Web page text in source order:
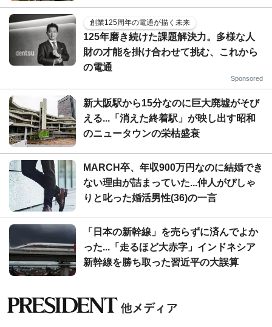
創業125周年の電通が描く未来
125年磨き続けた課題解決力。多様な人
財の才能を掛け合わせて挑む、これから
の電通
Sponsored
新大阪駅から15分なのに巨大廃墟がそび
える...「消えた終着駅」が映し出す昭和
のニュータウンの栄枯盛衰
MARCH卒、年収900万円なのに結婚でき
ない理由が詰まっていた...仲人がぴしゃ
りと叱った婚活男性(36)の一言
「日本の新幹線」を売らずに済んでよか
った...「走るほど大赤字」インドネシア
新幹線を勝ち取った習近平の大誤算